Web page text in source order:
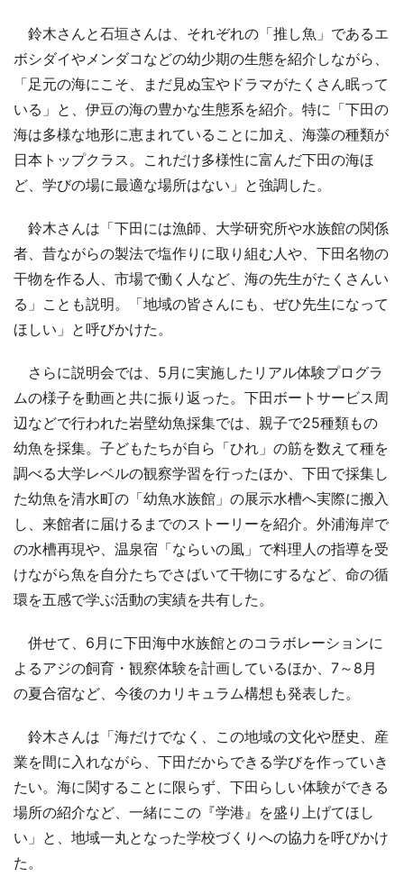
鈴木さんと石垣さんは、それぞれの「推し魚」であるエ
ボシダイやメンダコなどの幼少期の生態を紹介しながら、
「足元の海にこそ、まだ見ぬ宝やドラマがたくさん眠って
いる」と、伊豆の海の豊かな生態系を紹介。特に「下田の
海は多様な地形に恵まれていることに加え、海藻の種類が
日本トップクラス。これだけ多様性に富んだ下田の海ほ
ど、学びの場に最適な場所はない」と強調した。
鈴木さんは「下田には漁師、大学研究所や水族館の関係
者、昔ながらの製法で塩作りに取り組む人や、下田名物の
干物を作る人、市場で働く人など、海の先生がたくさんい
る」ことも説明。「地域の皆さんにも、ぜひ先生になって
ほしい」と呼びかけた。
さらに説明会では、5月に実施したリアル体験プログラ
ムの様子を動画と共に振り返った。下田ボートサービス周
辺などで行われた岩壁幼魚採集では、親子で25種類もの
幼魚を採集。子どもたちが自ら「ひれ」の筋を数えて種を
調べる大学レベルの観察学習を行ったほか、下田で採集し
た幼魚を清水町の「幼魚水族館」の展示水槽へ実際に搬入
し、来館者に届けるまでのストーリーを紹介。外浦海岸で
の水槽再現や、温泉宿「ならいの風」で料理人の指導を受
けながら魚を自分たちでさばいて干物にするなど、命の循
環を五感で学ぶ活動の実績を共有した。
併せて、6月に下田海中水族館とのコラボレーションに
よるアジの飼育・観察体験を計画しているほか、7～8月
の夏合宿など、今後のカリキュラム構想も発表した。
鈴木さんは「海だけでなく、この地域の文化や歴史、産
業を間に入れながら、下田だからできる学びを作っていき
たい。海に関することに限らず、下田らしい体験ができる
場所の紹介など、一緒にこの『学港』を盛り上げてほし
い」と、地域一丸となった学校づくりへの協力を呼びかけ
た。